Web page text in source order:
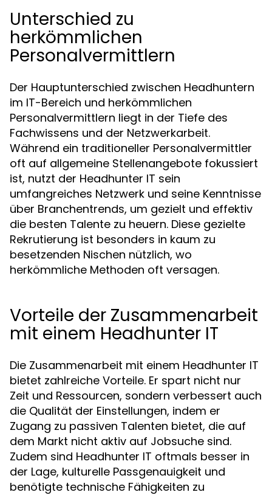
Unterschied zu
herkömmlichen
Personalvermittlern
Der Hauptunterschied zwischen Headhuntern
im IT-Bereich und herkömmlichen
Personalvermittlern liegt in der Tiefe des
Fachwissens und der Netzwerkarbeit.
Während ein traditioneller Personalvermittler
oft auf allgemeine Stellenangebote fokussiert
ist, nutzt der Headhunter IT sein
umfangreiches Netzwerk und seine Kenntnisse
über Branchentrends, um gezielt und effektiv
die besten Talente zu heuern. Diese gezielte
Rekrutierung ist besonders in kaum zu
besetzenden Nischen nützlich, wo
herkömmliche Methoden oft versagen.
Vorteile der Zusammenarbeit
mit einem Headhunter IT
Die Zusammenarbeit mit einem Headhunter IT
bietet zahlreiche Vorteile. Er spart nicht nur
Zeit und Ressourcen, sondern verbessert auch
die Qualität der Einstellungen, indem er
Zugang zu passiven Talenten bietet, die auf
dem Markt nicht aktiv auf Jobsuche sind.
Zudem sind Headhunter IT oftmals besser in
der Lage, kulturelle Passgenauigkeit und
benötigte technische Fähigkeiten zu